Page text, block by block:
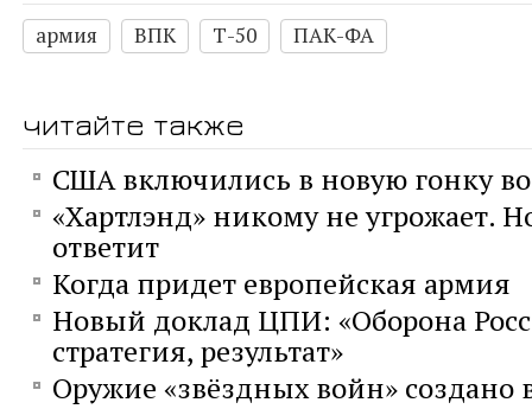
армия ВПК Т-50 ПАК-ФА
читайте также
США включились в новую гонку
«Хартлэнд» никому не угрожает.
ответит
Когда придет европейская армия
Новый доклад ЦПИ: «Оборона
стратегия, результат»
Оружие «звёздных войн» создано